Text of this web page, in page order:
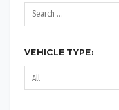
VEHICLE TYPE: